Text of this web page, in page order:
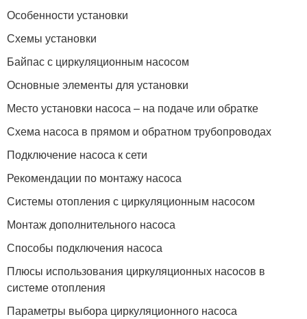
Особенности установки
Схемы установки
Байпас с циркуляционным насосом
Основные элементы для установки
Место установки насоса – на подаче или обратке
Схема насоса в прямом и обратном трубопроводах
Подключение насоса к сети
Рекомендации по монтажу насоса
Системы отопления с циркуляционным насосом
Монтаж дополнительного насоса
Способы подключения насоса
Плюсы использования циркуляционных насосов в
системе отопления
Параметры выбора циркуляционного насоса